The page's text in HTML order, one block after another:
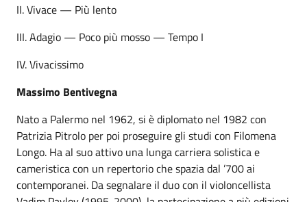
II. Vivace — Più lento
III. Adagio — Poco più mosso — Tempo I
IV. Vivacissimo
Massimo Bentivegna
Nato a Palermo nel 1962, si è diplomato nel 1982 con
Patrizia Pitrolo per poi proseguire gli studi con Filomena
Longo. Ha al suo attivo una lunga carriera solistica e
cameristica con un repertorio che spazia dal ’700 ai
contemporanei. Da segnalare il duo con il violoncellista